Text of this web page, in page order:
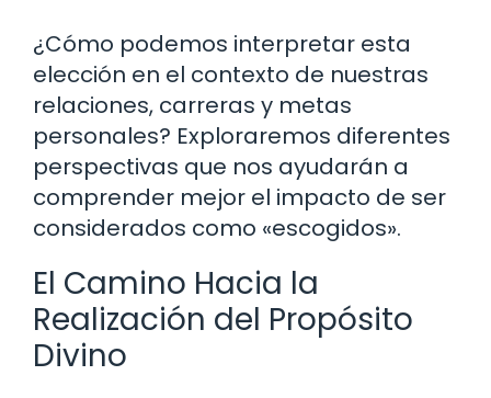
¿Cómo podemos interpretar esta
elección en el contexto de nuestras
relaciones, carreras y metas
personales? Exploraremos diferentes
perspectivas que nos ayudarán a
comprender mejor el impacto de ser
considerados como «escogidos».
El Camino Hacia la
Realización del Propósito
Divino